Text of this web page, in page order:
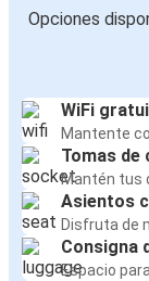
Opciones
WiFi
Mantente
Tomas
Mantén tus
Asientos
Disfruta de
Consigna
Espacio